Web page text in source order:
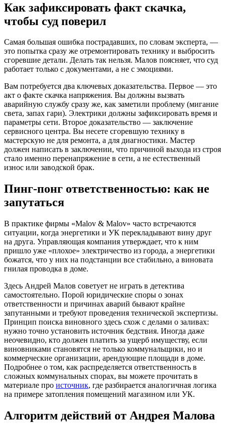
Как зафиксировать факт скачка,
чтобы суд поверил
Самая большая ошибка пострадавших, по словам эксперта, —
это попытка сразу же отремонтировать технику и выбросить
сгоревшие детали. Делать так нельзя. Малов поясняет, что суд
работает только с документами, а не с эмоциями.
Вам потребуется два ключевых доказательства. Первое — это
акт о факте скачка напряжения. Вы должны вызвать
аварийную службу сразу же, как заметили проблему (мигание
света, запах гари). Электрики должны зафиксировать время и
параметры сети. Второе доказательство — заключение
сервисного центра. Вы несете сгоревшую технику в
мастерскую не для ремонта, а для диагностики. Мастер
должен написать в заключении, что причиной выхода из строя
стало именно перенапряжение в сети, а не естественный
износ или заводской брак.
Пинг-понг ответственностью: как не
запутаться
В практике фирмы «Malov & Malov» часто встречаются
ситуации, когда энергетики и УК перекладывают вину друг
на друга. Управляющая компания утверждает, что к ним
пришло уже «плохое» электричество из города, а энергетики
божатся, что у них на подстанции все стабильно, а виновата
гнилая проводка в доме.
Здесь Андрей Малов советует не играть в детектива
самостоятельно. Порой юридические споры о зонах
ответственности и причинах аварий бывают крайне
запутанными и требуют проведения технической экспертизы.
Принцип поиска виновного здесь схож с делами о заливах:
нужно точно установить источник бедствия. Иногда даже
неочевидно, кто должен платить за ущерб имуществу, если
виновниками становятся не только коммунальщики, но и
коммерческие организации, арендующие площади в доме.
Подробнее о том, как распределяется ответственность в
сложных коммунальных спорах, вы можете прочитать в
материале про источник, где разбирается аналогичная логика
на примере затопления помещений магазином или УК.
Алгоритм действий от Андрея Малова